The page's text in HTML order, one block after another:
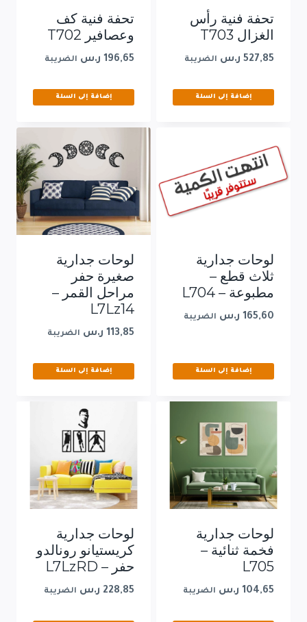
تحفة فنية رأس
الغزال T703
527,85 ر.س الضريبة
إضافة إلى السلة
تحفة فنية كف
وعصافير T702
196,65 ر.س الضريبة
إضافة إلى السلة
لوحات جدارية
ثلاث قطع –
مطبوعة – L704
165,60 ر.س الضريبة
إضافة إلى السلة
لوحات جدارية
صغيرة حفر
مراحل القمر –
L7Lz14
113,85 ر.س الضريبة
إضافة إلى السلة
لوحات جدارية
فخمة ثنائية –
L705
104,65 ر.س الضريبة
لوحات جدارية
كريستيانو رونالدو
حفر – L7LzRD
228,85 ر.س الضريبة